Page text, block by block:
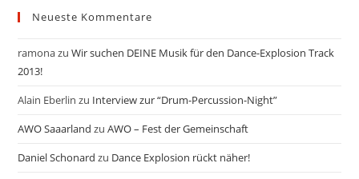
Neueste Kommentare
ramonazuWir suchen DEINE Musik für den Dance-Explosion Track
2013!
Alain Eberlin zu Interview zur “Drum-Percussion-Night”
AWO Saaarland zuAWO – Fest der Gemeinschaft
Daniel Schonard zu Dance Explosion rückt näher!